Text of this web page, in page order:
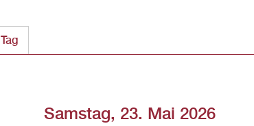
Tag(aktiver Reiter)
Samstag, 23. Mai 2026